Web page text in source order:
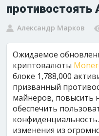
противостоять
Александр Марков
Ожидаемое
криптовалюты
блоке 1,788,000
призванный
майнеров, повысить
обеспечить
изменения из